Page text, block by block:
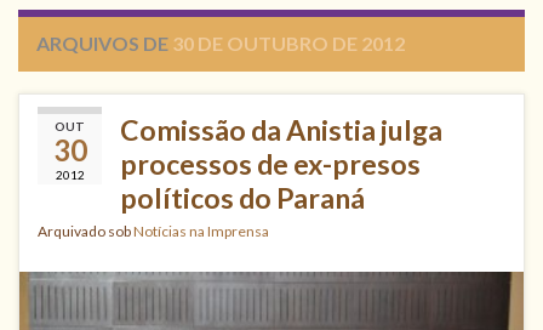
ARQUIVOS DE 30 DE OUTUBRO DE 2012
OUT
30
2012
Comissão da Anistia julga
processos de ex-presos
políticos do Paraná
Arquivado sobNotícias na Imprensa